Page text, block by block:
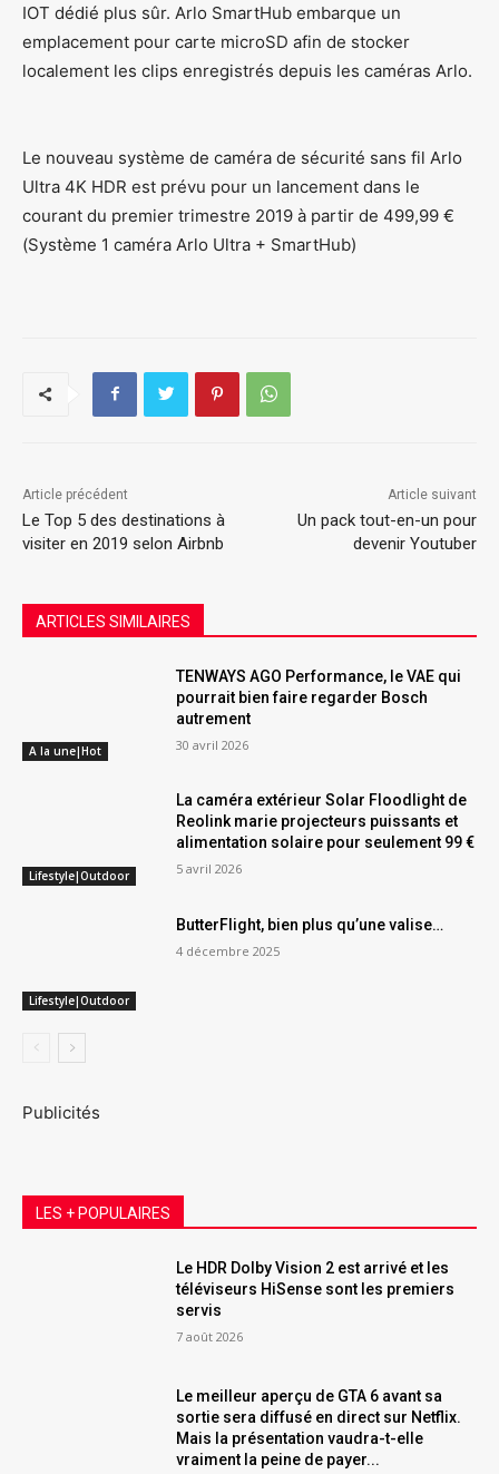
IOT dédié plus sûr. Arlo SmartHub embarque un
emplacement pour carte microSD afin de stocker
localement les clips enregistrés depuis les caméras Arlo.
Le nouveau système de caméra de sécurité sans fil Arlo
Ultra 4K HDR est prévu pour un lancement dans le
courant du premier trimestre 2019 à partir de 499,99 €
(Système 1 caméra Arlo Ultra + SmartHub)
Article précédent
Le Top 5 des destinations à
visiter en 2019 selon Airbnb
Article suivant
Un pack tout-en-un pour
devenir Youtuber
ARTICLES SIMILAIRES
A la une|Hot
TENWAYS AGO Performance, le VAE qui
pourrait bien faire regarder Bosch
autrement
30 avril 2026
Lifestyle|Outdoor
La caméra extérieur Solar Floodlight de
Reolink marie projecteurs puissants et
alimentation solaire pour seulement 99 €
5 avril 2026
Lifestyle|Outdoor
ButterFlight, bien plus qu’une valise…
4 décembre 2025
Publicités
LES + POPULAIRES
Le HDR Dolby Vision 2 est arrivé et les
téléviseurs HiSense sont les premiers
servis
7 août 2026
Le meilleur aperçu de GTA 6 avant sa
sortie sera diffusé en direct sur Netflix.
Mais la présentation vaudra-t-elle
vraiment la peine de payer...